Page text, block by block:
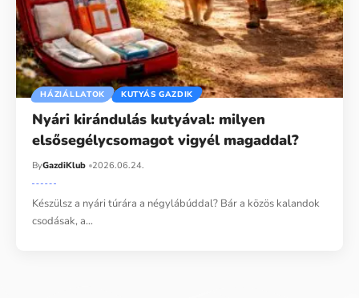
HÁZIÁLLATOK KUTYÁS GAZDIK
Nyári kirándulás kutyával: milyen
elsősegélycsomagot vigyél magaddal?
ByGazdiKlub 2026.06.24.
Készülsz a nyári túrára a négylábúddal? Bár a közös kalandok
csodásak, a…